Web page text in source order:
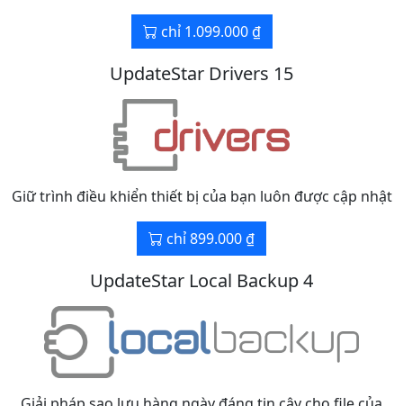
chỉ 1.099.000 ₫
UpdateStar Drivers 15
Giữ trình điều khiển thiết bị của bạn luôn được cập nhật
chỉ 899.000 ₫
UpdateStar Local Backup 4